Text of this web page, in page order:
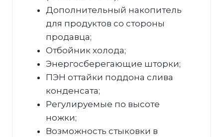
Дополнительный накопитель
для продуктов со стороны
продавца;
Отбойник холода;
Энергосберегающие шторки;
ПЭН оттайки поддона слива
конденсата;
Регулируемые по высоте
ножки;
Возможность стыковки в